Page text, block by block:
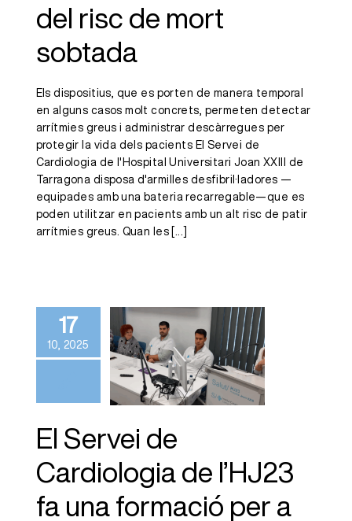
del risc de mort
sobtada
Els dispositius, que es porten de manera temporal
en alguns casos molt concrets, permeten detectar
arrítmies greus i administrar descàrregues per
protegir la vida dels pacients El Servei de
Cardiologia de l'Hospital Universitari Joan XXIII de
Tarragona disposa d'armilles desfibril·ladores —
equipades amb una bateria recarregable—que es
poden utilitzar en pacients amb un alt risc de patir
arrítmies greus. Quan les [...]
17
10, 2025
Cardiologia de
l’HJ23 fa una
formació per a
especialistes
en medicina de
família
El Servei de
Cardiologia de l’HJ23
fa una formació per a